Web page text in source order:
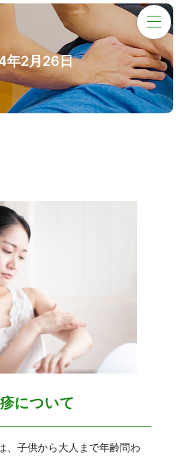
年2月26日
について
、子供から大人まで年齢問わ